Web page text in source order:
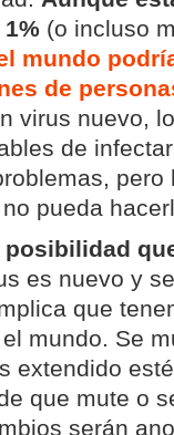
(o incluso
mundo
de
virus nuevo,
de
pero
pueda
posibilidad
es nuevo y
que
mundo. Se
extendido
que mute o
serán